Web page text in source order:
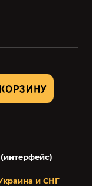
и СНГ